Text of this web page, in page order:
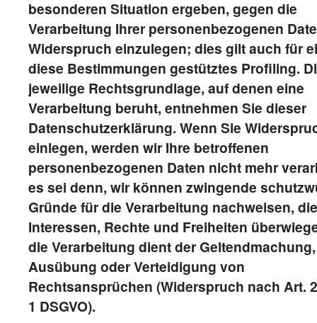
besonderen Situation ergeben, gegen die
Verarbeitung Ihrer personenbezogenen
Widerspruch einzulegen; dies gilt auch für
diese Bestimmungen gestütztes Profiling.
jeweilige Rechtsgrundlage, auf denen eine
Verarbeitung beruht, entnehmen Sie dieser
Datenschutzerklärung. Wenn Sie
einlegen, werden wir Ihre betroffenen
personenbezogenen Daten nicht mehr
es sei denn, wir können zwingende
Gründe für die Verarbeitung nachweisen,
Interessen, Rechte und Freiheiten
die Verarbeitung dient der Geltendmachung,
Ausübung oder Verteidigung von
Rechtsansprüchen (Widerspruch nach Art.
1 DSGVO).